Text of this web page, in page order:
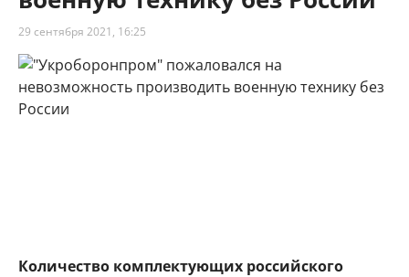
29 сентября 2021, 16:25
Количество комплектующих российского